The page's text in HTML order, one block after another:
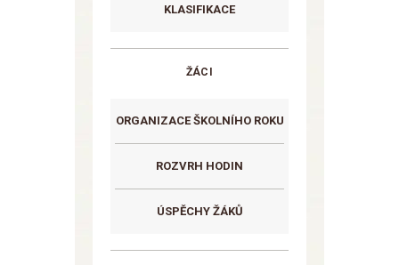
KLASIFIKACE
ŽÁCI
ORGANIZACE ŠKOLNÍHO ROKU
ROZVRH HODIN
ÚSPĚCHY ŽÁKŮ